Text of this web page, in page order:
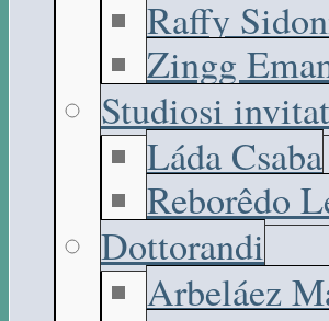
Raffy
Zingg
Studiosi
Láda Csaba
Reborêdo
Dottorandi
Arbeláez